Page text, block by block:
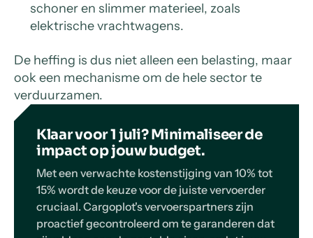
schoner en slimmer materieel, zoals
elektrische vrachtwagens.
De heffing is dus niet alleen een belasting, maar
ook een mechanisme om de hele sector te
verduurzamen.
Klaar voor 1 juli? Minimaliseer de
impact op jouw budget.
Met een verwachte kostenstijging van 10% tot
15% wordt de keuze voor de juiste vervoerder
cruciaal. Cargoplot's vervoerspartners zijn
proactief gecontroleerd om te garanderen dat